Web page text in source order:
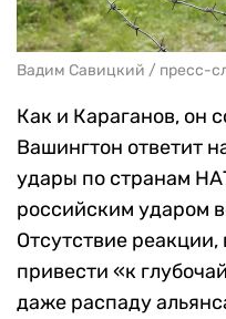
Вадим Савицкий / пресс-
Как и Караганов, он
Вашингтон ответит
удары по странам
российским ударом
Отсутствие
привести «к
даже распаду